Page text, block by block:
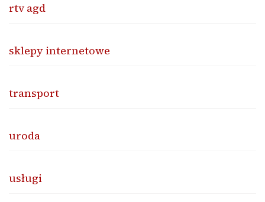
rtv agd
sklepy internetowe
transport
uroda
usługi